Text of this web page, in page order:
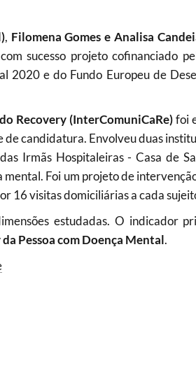
, Filomena Gomes e Analisa
sucesso projeto cofinanciado
2020 e do Fundo Europeu de
Recovery (InterComuniCaRe)foi
candidatura. Envolveu duas
Irmãs Hospitaleiras - Casa de
mental. Foi um projeto de
16 visitas domiciliárias a cada
estudadas. O indicador
Pessoa com Doença Mental.